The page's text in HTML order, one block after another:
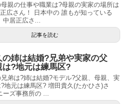
親の仕事や職業は?母親の実家の場所は
広さん！ 日本中の 誰もが知っている
居正広さ...
記事を読む
の姉は結婚?兄弟や実家の父
は?地元は練馬区?
弟は?姉は結婚?モデル?父親、母親、実
地元は練馬区? 増田貴久(たかひさ)さ
ーズ事務所の ...